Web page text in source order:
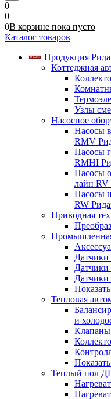
0
0
0В корзине пока пусто
Каталог товаров
Продукция
Коттеджная
Узлы
Насосное
Насосы
RMV
Насосы
RMHI
Насосы
лайн RV
Насосы
RW
Приводная
Датчики
Датчики
Датчики
Тепловая
и
Клапаны
Теплый пол